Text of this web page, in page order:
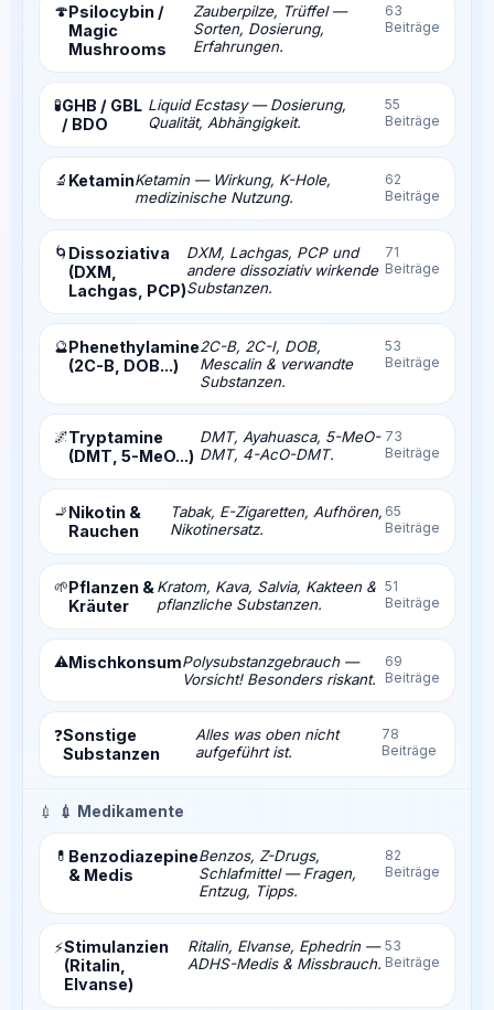
🍄Psilocybin /
Magic
Mushrooms
Zauberpilze, Trüffel —
Sorten, Dosierung,
Erfahrungen.
63
Beiträge
🧪GHB / GBL
/ BDO
Liquid Ecstasy — Dosierung,
Qualität, Abhängigkeit.
55
Beiträge
🔬 KetaminKetamin — Wirkung, K-Hole,
medizinische Nutzung.
62
Beiträge
🌀 Dissoziativa
(DXM,
Lachgas, PCP)
DXM, Lachgas, PCP und
andere dissoziativ wirkende
Substanzen.
71
Beiträge
🔮Phenethylamine
(2C-B, DOB...)
2C-B, 2C-I, DOB,
Mescalin & verwandte
Substanzen.
53
Beiträge
🌌Tryptamine
(DMT, 5-MeO...)
DMT, Ayahuasca, 5-MeO-
DMT, 4-AcO-DMT.
73
Beiträge
🚬Nikotin &
Rauchen
Tabak, E-Zigaretten, Aufhören,
Nikotinersatz.
65
Beiträge
🌱Pflanzen &
Kräuter
Kratom, Kava, Salvia, Kakteen &
pflanzliche Substanzen.
51
Beiträge
⚠️MischkonsumPolysubstanzgebrauch —
Vorsicht! Besonders riskant.
69
Beiträge
❓Sonstige
Substanzen
Alles was oben nicht
aufgeführt ist.
78
Beiträge
💉 💉 Medikamente
💊 Benzodiazepine
& Medis
Benzos, Z-Drugs,
Schlafmittel — Fragen,
Entzug, Tipps.
82
Beiträge
⚡Stimulanzien
(Ritalin,
Elvanse)
Ritalin, Elvanse, Ephedrin —
ADHS-Medis & Missbrauch.
53
Beiträge